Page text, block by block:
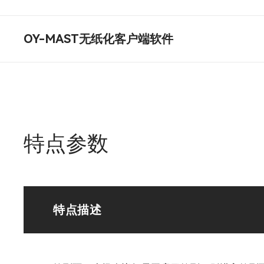
OY-MAST无纸化客户端软件
特点参数
特点描述